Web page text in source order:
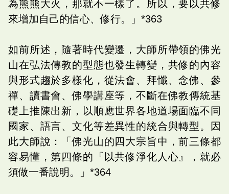
為熊熊大火，那就不一樣了。所以，要以共修
來增加自己的信心、修行。」*363
如前所述，隨著時代變遷，大師所帶領的佛光
山在弘法傳教的型態也發生轉變，共修的內容
與形式趨於多樣化，從法會、拜懺、念佛、參
禪、讀書會、佛學講座等，不斷在佛教傳統基
礎上推陳出新，以順應世界各地道場面臨不同
國家、語言、文化等差異性的統合與轉型。因
此大師說：「佛光山的四大宗旨中，前三條都
容易懂，第四條的『以共修淨化人心』，就必
須做一番說明。」*364